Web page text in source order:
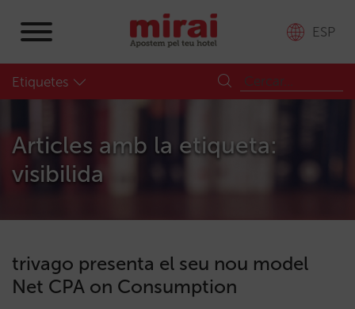
ESP
Etiquetes
Articles amb la etiqueta:
visibilida
trivago presenta el seu nou model
Net CPA on Consumption